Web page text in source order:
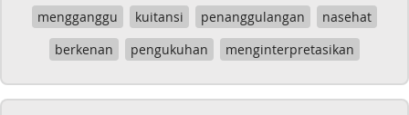
mengganggu
kuitansi penanggulangan
nasehat
berkenan
pengukuhan menginterpretasikan